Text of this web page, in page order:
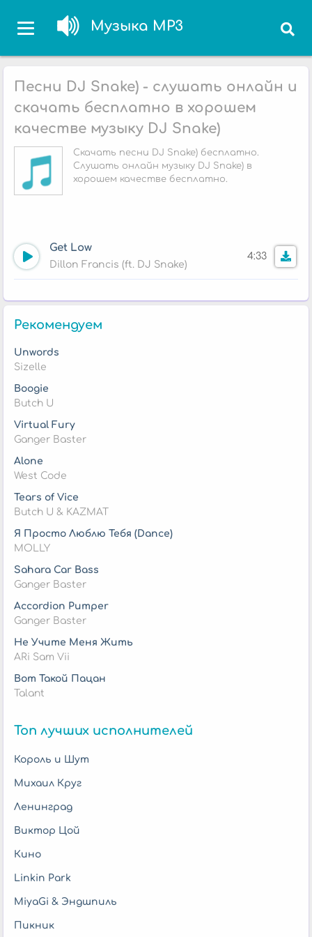
Музыка MP3
Песни DJ Snake) - слушать онлайн и
скачать бесплатно в хорошем
качестве музыку DJ Snake)
Скачать песни DJ Snake) бесплатно.
Слушать онлайн музыку DJ Snake) в
хорошем качестве бесплатно.
Get Low
Dillon Francis (ft. DJ Snake)
4:33
Рекомендуем
Unwords
Sizelle
Boogie
Butch U
Virtual Fury
Ganger Baster
Alone
West Code
Tears of Vice
Butch U & KAZMAT
Я Просто Люблю Тебя (Dance)
MOLLY
Sahara Car Bass
Ganger Baster
Accordion Pumper
Ganger Baster
Не Учите Меня Жить
ARi Sam Vii
Вот Такой Пацан
Talant
Топ лучших исполнителей
Король и Шут
Михаил Круг
Ленинград
Виктор Цой
Кино
Linkin Park
MiyaGi & Эндшпиль
Пикник